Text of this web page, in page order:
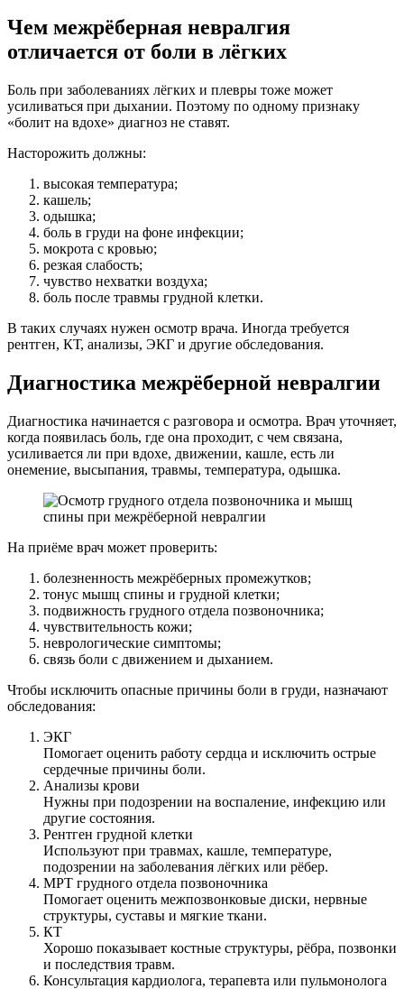
Чем межрёберная невралгия
отличается от боли в лёгких
Боль при заболеваниях лёгких и плевры тоже может
усиливаться при дыхании. Поэтому по одному признаку
«болит на вдохе» диагноз не ставят.
Насторожить должны:
высокая температура;
кашель;
одышка;
боль в груди на фоне инфекции;
мокрота с кровью;
резкая слабость;
чувство нехватки воздуха;
боль после травмы грудной клетки.
В таких случаях нужен осмотр врача. Иногда требуется
рентген, КТ, анализы, ЭКГ и другие обследования.
Диагностика межрёберной невралгии
Диагностика начинается с разговора и осмотра. Врач уточняет,
когда появилась боль, где она проходит, с чем связана,
усиливается ли при вдохе, движении, кашле, есть ли
онемение, высыпания, травмы, температура, одышка.
На приёме врач может проверить:
болезненность межрёберных промежутков;
тонус мышц спины и грудной клетки;
подвижность грудного отдела позвоночника;
чувствительность кожи;
неврологические симптомы;
связь боли с движением и дыханием.
Чтобы исключить опасные причины боли в груди, назначают
обследования:
ЭКГ
Помогает оценить работу сердца и исключить острые
сердечные причины боли.
Анализы крови
Нужны при подозрении на воспаление, инфекцию или
другие состояния.
Рентген грудной клетки
Используют при травмах, кашле, температуре,
подозрении на заболевания лёгких или рёбер.
МРТ грудного отдела позвоночника
Помогает оценить межпозвонковые диски, нервные
структуры, суставы и мягкие ткани.
КТ
Хорошо показывает костные структуры, рёбра, позвонки
и последствия травм.
Консультация кардиолога, терапевта или пульмонолога